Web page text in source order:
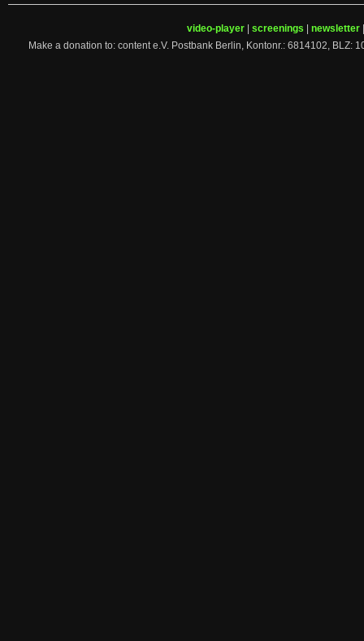
video-player screenings newsletter
Make a donation to: content e.V. Postbank Berlin, Kontonr.: 6814102, BLZ: